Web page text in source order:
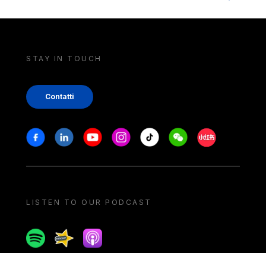
STAY IN TOUCH
Contatti
Stay in touch
FacebookLinkedinYoutubeInstagram
Tiktok WeechatXiaohongshu/
LISTEN TO OUR PODCAST
SpotifySpreakerApple podcast